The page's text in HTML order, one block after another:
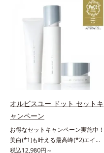
ではなく、肌で起きていることの根
本原因に着目。加齢とともに現れる
年齢サインについて研究を進めたと
リのなさ」や、くすみ(*7)などが現
れている状態である「透明感のな
さ」が、大人の肌印象に大きな影響
を与えていることがわかりました。
そこでオルビスユー ドットシリー
ズは美容成分(*8)として「G.D.F.ア
クティベーター(*9)」を配合。そし
て、従来から配合している美白(*1)
有効成分「トラネキサム酸」を配合
しました。さらに、シリーズ共通の
美容成分「GLルートブースター
オルビスユー ドット セットキ
ャンペーン
お得なセットキャンペーン実施中！
美白(*1)も叶える最高峰(*2)エイジ
ングケア(*3)。ハリも透明感(*4)も
税込12,980円～